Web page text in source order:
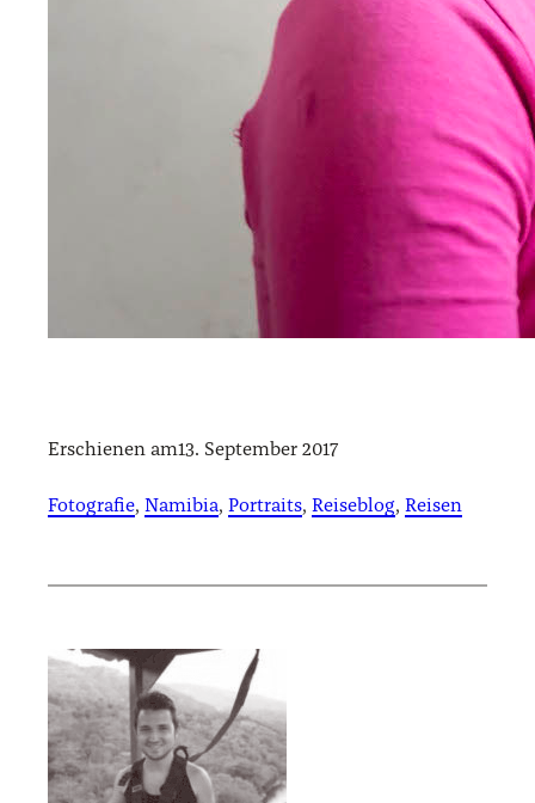
Erschienen am13. September 2017
Fotografie, Namibia, Portraits, Reiseblog, Reisen